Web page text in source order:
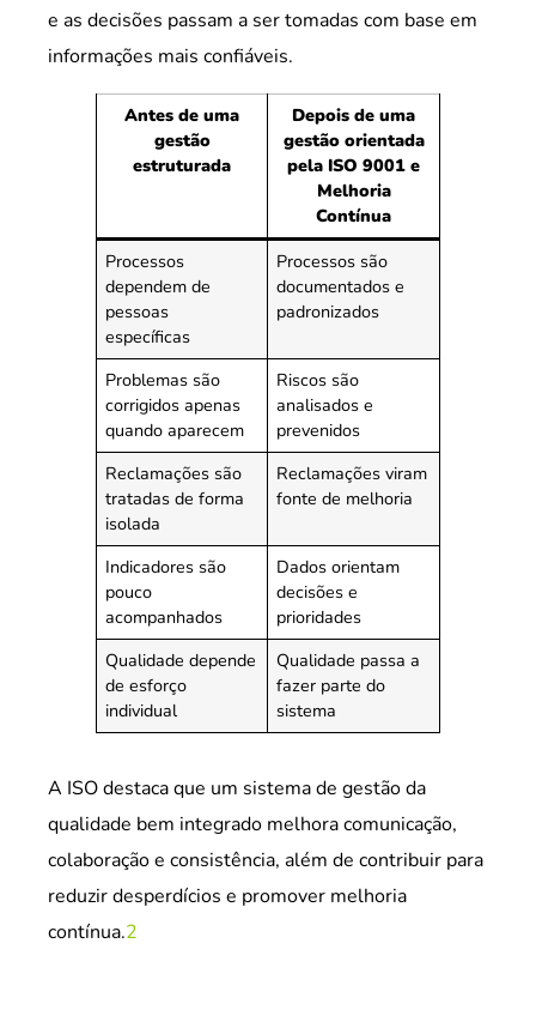
e as decisões passam a ser tomadas com base em
informações mais confiáveis.
Antes de uma
gestão
estruturada
Depois de uma
gestão orientada
pela ISO 9001 e
Melhoria
Contínua
Processos
dependem de
pessoas
específicas
Processos são
documentados e
padronizados
Problemas são
corrigidos apenas
quando aparecem
Riscos são
analisados e
prevenidos
Reclamações são
tratadas de forma
isolada
Reclamações viram
fonte de melhoria
Indicadores são
pouco
acompanhados
Dados orientam
decisões e
prioridades
Qualidade depende
de esforço
individual
Qualidade passa a
fazer parte do
sistema
A ISO destaca que um sistema de gestão da
qualidade bem integrado melhora comunicação,
colaboração e consistência, além de contribuir para
reduzir desperdícios e promover melhoria
contínua.2